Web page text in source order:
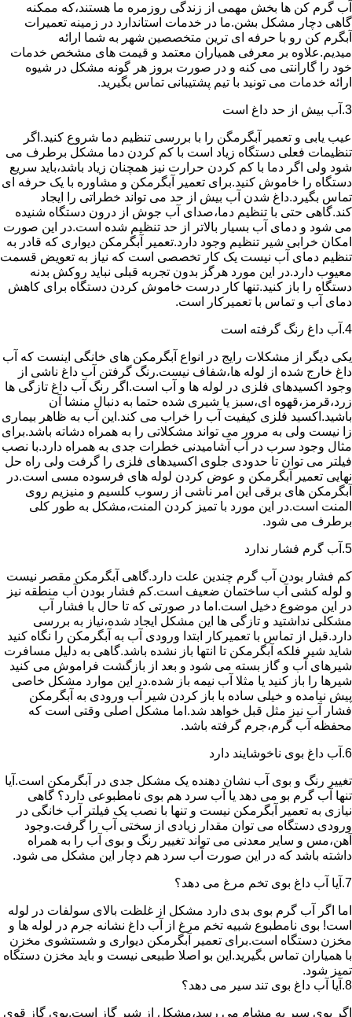
آب گرم کن ها بخش مهمی از زندگی روزمره ما هستند،که ممکنه
گاهی دچار مشکل بشن.ما در خدمات استاندارد در زمینه تعمیرات
آبگرم کن رو با حرفه ای ترین متخصصین شهر به شما ارائه
میدیم.علاوه بر معرفی همیاران معتمد و قیمت های مشخص خدمات
خود را گارانتی می کنه و در صورت بروز هر گونه مشکل در شیوه
ارائه خدمات می تونید با تیم پشتیبانی تماس بگیرید.
3.آب بیش از حد داغ است
عیب یابی و تعمیر آبگرمگن را با بررسی تنظیم دما شروع کنید.اگر
تنظیمات فعلی دستگاه زیاد است با کم کردن دما مشکل برطرف می
شود ولی اگر دما با کم کردن حرارت نیز همچنان زیاد باشد،باید سریع
دستگاه را خاموش کنید.برای تعمیر آبگرمکن و مشاوره با یک حرفه ای
تماس بگیرد.داغ شدن آب بیش از حد می تواند خطراتی را ایجاد
کند.گاهی حتی با تنظیم دما،صدای آب جوش از درون دستگاه شنیده
می شود و دمای آب بسیار بالاتر از حد تنظیم شده است.در این صورت
امکان خرابی شیر تنظیم وجود دارد.تعمیر آبگرمکن دیواری که قادر به
تنظیم دمای آب نیست یک کار تخصصی است که نیاز به تعویض قسمت
معیوب دارد.در این مورد هرگز بدون تجربه قبلی نباید روکش بدنه
دستگاه را باز کنید.تنها کار درست خاموش کردن دستگاه برای کاهش
دمای آب و تماس با تعمیرکار است.
4.آب داغ رنگ گرفته است
یکی دیگر از مشکلات رایج در انواع آبگرمکن های خانگی اینست که آب
داغ خارج شده از لوله ها،شفاف نیست.رنگ گرفتن آب داغ ناشی از
وجود اکسیدهای فلزی در لوله ها و آب است.اگر رنگ آب داغ تازگی ها
زرد،قرمز،قهوه ای،سبز یا شیری شده حتما به دنبال منشا آن
باشید.اکسید فلزی کیفیت آب را خراب می کند.این آب به ظاهر بیماری
زا نیست ولی به مرور می تواند مشکلاتی را به همراه دشاته باشد.برای
مثال وجود سرب در آب آشامیدنی خطرات جدی به همراه دارد.با نصب
فیلتر می توان تا حدودی جلوی اکسیدهای فلزی را گرفت ولی راه حل
نهایی تعمیر آبگرمکن و عوض کردن لوله های فرسوده مسی است.در
آبگرمکن های برقی این امر ناشی از رسوب کلسیم و منیزیم روی
المنت است.در این مورد با تمیز کردن المنت،مشکل به طور کلی
برطرف می شود.
5.آب گرم فشار ندارد
کم فشار بودن آب گرم چندین علت دارد.گاهی آبگرمکن مقصر نیست
و لوله کشی آب ساختمان ضعیف است.کم فشار بودن آب منطقه نیز
در این موضوع دخیل است.اما در صورتی که تا حال با فشار آب
مشکلی نداشتید و تازگی ها این مشکل ایجاد شده،نیاز به بررسی
دارد.قبل از تماس با تعمیرکار ابتدا ورودی آب به آبگرمکن را نگاه کنید
شاید شیر فلکه آبگرمکن تا انتها باز نشده باشد.گاهی به دلیل مسافرت
شیرهای آب و گاز بسته می شود و بعد از بازگشت فراموش می کنید
شیرها را باز کنید یا مثلا آب نیمه باز شده.در این موارد مشکل خاصی
پیش نیامده و خیلی ساده با باز کردن شیر آب ورودی به آبگرمکن
فشار آب نیز مثل قبل خواهد شد.اما مشکل اصلی وقتی است که
محفظه آب گرم،جرم گرفته باشد.
6.آب داغ بوی ناخوشایند دارد
تغییر رنگ و بوی آب نشان دهنده یک مشکل جدی در آبگرمکن است.آیا
تنها آب گرم بو می دهد یا آب سرد هم بوی نامطبوعی دارد؟ گاهی
نیازی به تعمیر آبگرمکن نیست و تنها با نصب یک فیلتر آب خانگی در
ورودی دستگاه می توان مقدار زیادی از سختی آب را گرفت.وجود
آهن،مس و سایر معدنی می تواند تغییر رنگ و بوی آب را به همراه
داشته باشد که در این صورت آب سرد هم دچار این مشکل می شود.
7.آیا آب داغ بوی تخم مرغ می دهد؟
اما اگر آب گرم بوی بدی دارد مشکل از غلظت بالای سولفات در لوله
است! بوی نامطبوع شبیه تخم مرغ از آب داغ نشانه جرم در لوله ها و
مخزن دستگاه است.برای تعمیر آبگرمکن دیواری و شستشوی مخزن
با همیاران تماس بگیرید.این بو اصلا طبیعی نیست و باید مخزن دستگاه
تمیز شود.
8.آیا آب داغ بوی تند سیر می دهد؟
اگر بوی سیر به مشام می رسد،مشکل از شیر گاز است.بوی گاز قوی